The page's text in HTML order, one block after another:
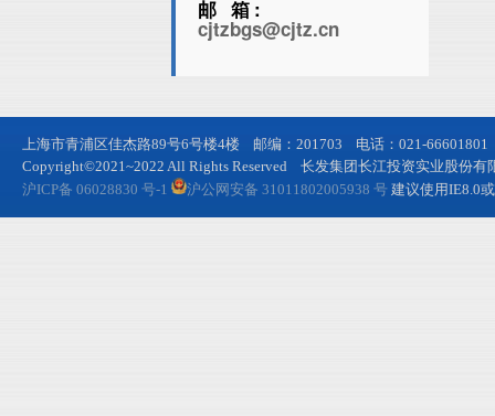
邮 箱 :
cjtzbgs@cjtz.cn
上海市青浦区佳杰路89号6号楼4楼 邮编：201703 电话：021-66601801
Copyright©2021~2022 All Rights Reserved 长发集团长江投资实业股份有
沪ICP备 06028830 号-1
沪公网安备 31011802005938 号 建议使用IE8.0